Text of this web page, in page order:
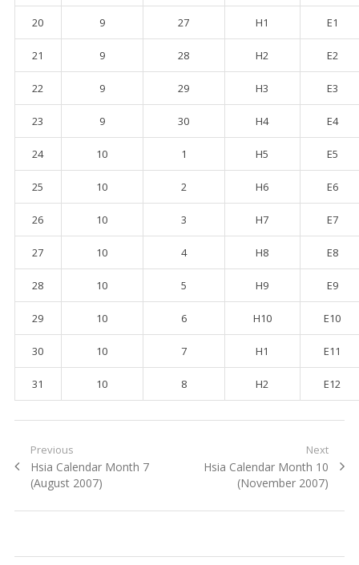
20 9 27 H1 E1
21 9 28 H2 E2
22 9 29 H3 E3
23 9 30 H4 E4
24 10 1 H5 E5
25 10 2 H6 E6
26 10 3 H7 E7
27 10 4 H8 E8
28 10 5 H9 E9
29 10 6 H10 E10
30 10 7 H1 E11
31 10 8 H2 E12
Post navigation
Previous
Previous post:
Hsia Calendar Month 7
(August 2007)
Next
Next post:
Hsia Calendar Month 10
(November 2007)